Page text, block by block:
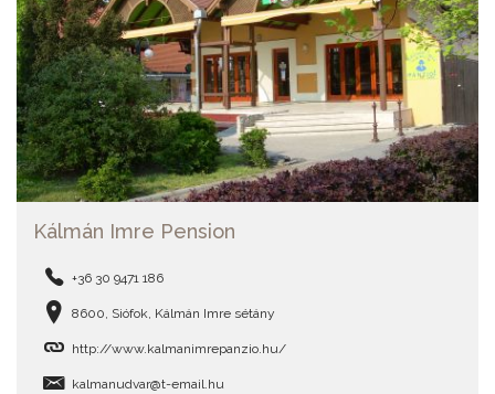
Kálmán Imre Pension
+36 30 9471 186
8600, Siófok, Kálmán Imre sétány
http://www.kalmanimrepanzio.hu/
kalmanudvar@t-email.hu